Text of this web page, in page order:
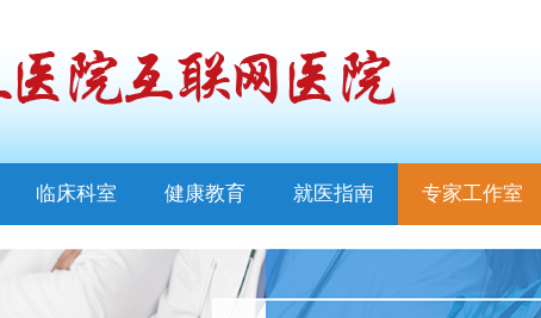
临床科室 健康教育 就医指南 专家工作室